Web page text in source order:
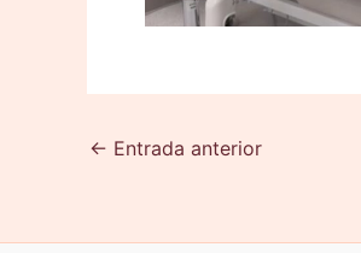
← Entrada anterior